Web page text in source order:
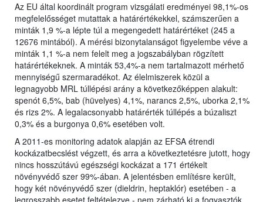
Az EU által koordinált program vizsgálati eredményei 98,1%-os
megfelelősséget mutattak a határértékekkel, számszerűen a
minták 1,9 %-a lépte túl a megengedett határértéket (245 a
12676 mintából). A mérési bizonytalanságot figyelembe véve a
minták 1,1 %-a nem felelt meg a jogszabályban rögzített
határértékeknek. A minták 53,4%-a nem tartalmazott mérhető
mennyiségű szermaradékot. Az élelmiszerek közül a
legnagyobb MRL túllépési arány a következőképpen alakult:
spenót 6,5%, bab (hüvelyes) 4,1%, narancs 2,5%, uborka 2,1%
és rizs 2%. A legalacsonyabb határérték túllépés a búzaliszt
0,3% és a burgonya 0,6% esetében volt.
A 2011-es monitoring adatok alapján az EFSA étrendi
kockázatbecslést végzett, és arra a következtetésre jutott, hogy
nincs hosszútávú egészségi kockázat a 171 értékelt
növényvédő szer 99%-ában. A jelentésben említésre került,
hogy két növényvédő szer (dieldrin, heptaklór) esetében - a